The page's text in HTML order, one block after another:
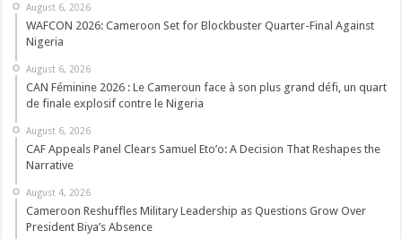
August 6, 2026
WAFCON 2026: Cameroon Set for Blockbuster Quarter-Final Against
Nigeria
August 6, 2026
CAN Féminine 2026 : Le Cameroun face à son plus grand défi, un quart
de finale explosif contre le Nigeria
August 6, 2026
CAF Appeals Panel Clears Samuel Eto’o: A Decision That Reshapes the
Narrative
August 4, 2026
Cameroon Reshuffles Military Leadership as Questions Grow Over
President Biya’s Absence